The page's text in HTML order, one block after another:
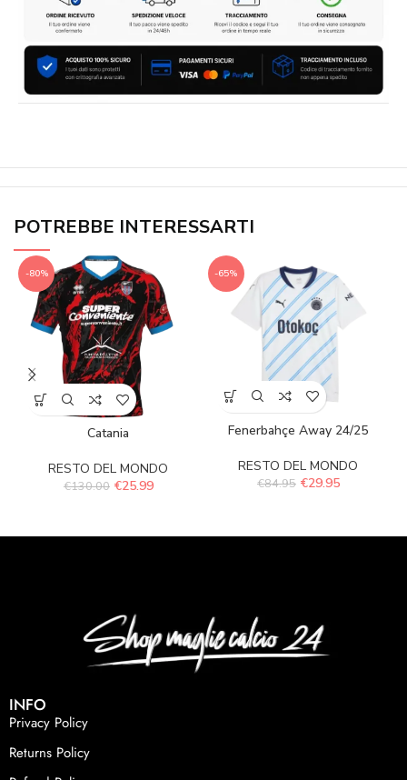
POTREBBE INTERESSARTI
-80%
Catania
RESTO DEL MONDO
€130.00 €25.99
-65%
Fenerbahçe Away 24/25
RESTO DEL MONDO
€84.95 €29.95
INFO
Privacy Policy
Returns Policy